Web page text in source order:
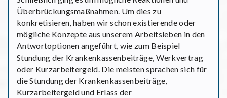
Überbrückungsmaßnahmen. Um dies zu
konkretisieren, haben wir schon existierende oder
mögliche Konzepte aus unserem Arbeitsleben in den
Antwortoptionen angeführt, wie zum Beispiel
Stundung der Krankenkassenbeiträge, Werkvertrag
oder Kurzarbeitergeld. Die meisten sprachen sich für
die Stundung der Krankenkassenbeiträge,
Kurzarbeitergeld und Erlass der